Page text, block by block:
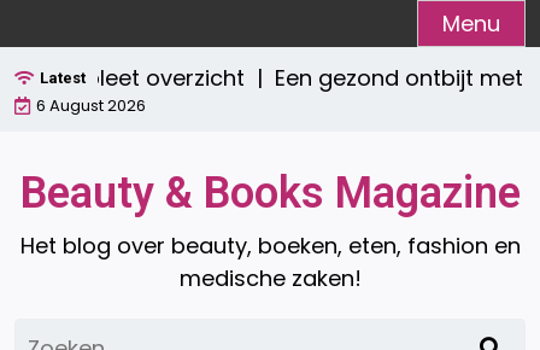
naar
de
inhoud
Menu
Latest
compleet overzicht | Een gezond ontbijt
6 August 2026
Beauty & Books Magazine
Het blog over beauty, boeken, eten, fashion en
medische zaken!
Zoeken